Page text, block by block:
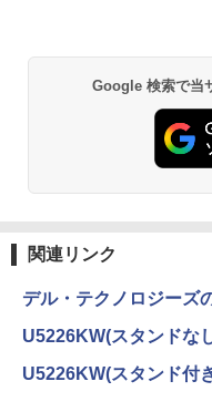
Google 検索で当
関連リンク
デル・テクノロジーズ
U5226KW(スタンドな
U5226KW(スタンド付